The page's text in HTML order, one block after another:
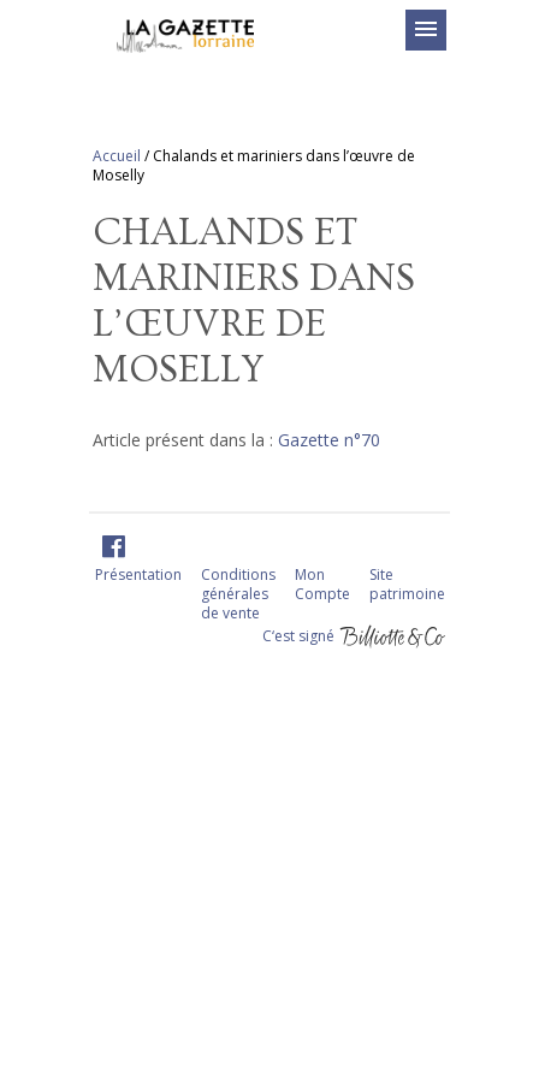
menu
Accueil /Chalands et mariniers dans l’œuvre de
Moselly
CHALANDS ET
MARINIERS DANS
L’ŒUVRE DE
MOSELLY
Article présent dans la : Gazette n°70
Présentation
Conditions
générales
de vente
Mon
Compte
Site
patrimoine
C‘est signé